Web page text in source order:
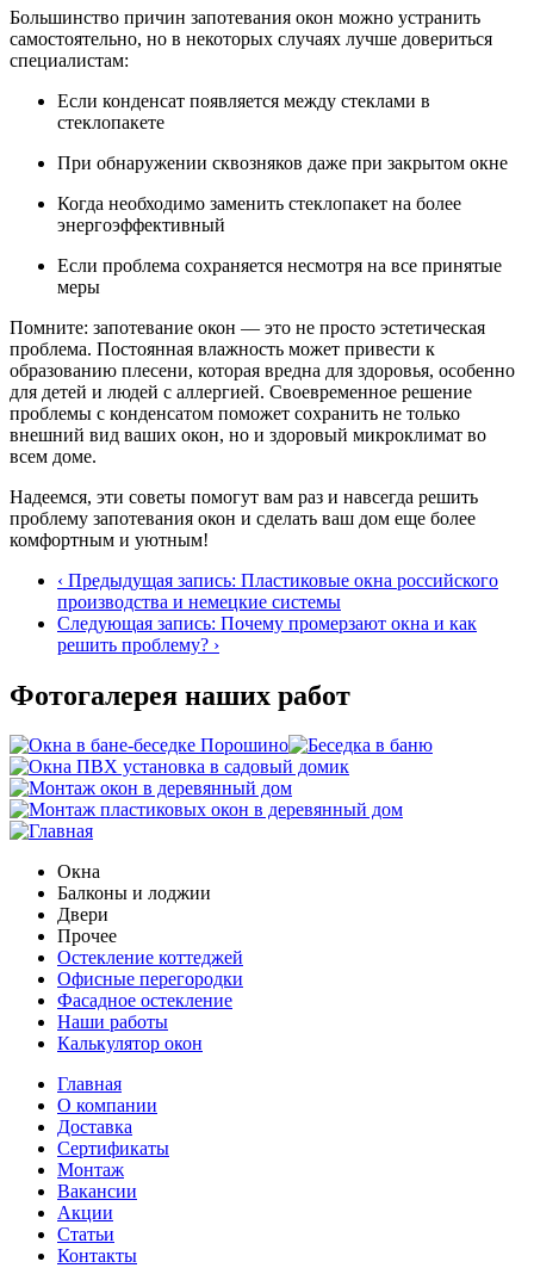
Большинство причин запотевания окон можно устранить
самостоятельно, но в некоторых случаях лучше довериться
специалистам:
Если конденсат появляется между стеклами в
стеклопакете
При обнаружении сквозняков даже при закрытом окне
Когда необходимо заменить стеклопакет на более
энергоэффективный
Если проблема сохраняется несмотря на все принятые
меры
Помните: запотевание окон — это не просто эстетическая
проблема. Постоянная влажность может привести к
образованию плесени, которая вредна для здоровья, особенно
для детей и людей с аллергией. Своевременное решение
проблемы с конденсатом поможет сохранить не только
внешний вид ваших окон, но и здоровый микроклимат во
всем доме.
Надеемся, эти советы помогут вам раз и навсегда решить
проблему запотевания окон и сделать ваш дом еще более
комфортным и уютным!
‹ Предыдущая запись: Пластиковые окна российского
производства и немецкие системы
Cледующая запись: Почему промерзают окна и как
решить проблему? ›
Фотогалерея наших работ
Окна
Балконы и лоджии
Двери
Прочее
Остекление коттеджей
Офисные перегородки
Фасадное остекление
Наши работы
Калькулятор окон
Главная
О компании
Доставка
Сертификаты
Монтаж
Вакансии
Акции
Статьи
Контакты